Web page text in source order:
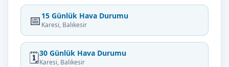
📅 15 Günlük Hava Durumu
Karesi, Balıkesir
🗓️30 Günlük Hava Durumu
Karesi, Balıkesir